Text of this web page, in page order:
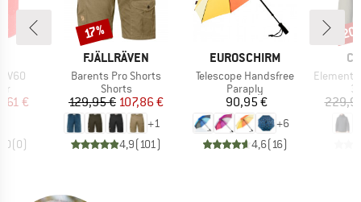
V60
pris
€
(0)
MÆRKE
FJÄLLRÄVEN
Artikel
Barents Pro Shorts
Produktgruppe
Shorts
Pris
129,95 €Nedsat pris
107,86 €
+1
4,9(101)
Rabat
17%
MÆRKE
EUROSCHIRM
Artikel
Telescope Handsfree
Produktgruppe
Paraply
Pris
90,95 €
+6
4,6(16)
Artikel
Element
3